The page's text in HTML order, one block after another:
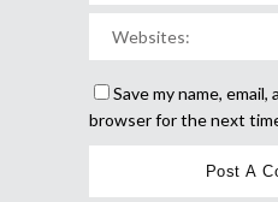
Save my name,
browser for the next